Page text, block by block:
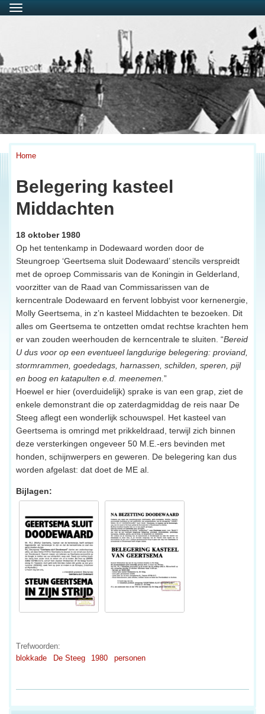
Menu
Home
Belegering kasteel
Middachten
18 oktober 1980
Op het tentenkamp in Dodewaard worden door de
Steungroep ‘Geertsema sluit Dodewaard’ stencils verspreidt
met de oproep Commissaris van de Koningin in Gelderland,
voorzitter van de Raad van Commissarissen van de
kerncentrale Dodewaard en fervent lobbyist voor kernenergie,
Molly Geertsema, in z’n kasteel Middachten te bezoeken. Dit
alles om Geertsema te ontzetten omdat rechtse krachten hem
er van zouden weerhouden de kerncentrale te sluiten. “Bereid
U dus voor op een eventueel langdurige belegering: proviand,
stormrammen, goededags, harnassen, schilden, speren, pijl
en boog en katapulten e.d. meenemen. ”
Hoewel er hier (overduidelijk) sprake is van een grap, ziet de
enkele demonstrant die op zaterdagmiddag de reis naar De
Steeg aflegt een wonderlijk schouwspel. Het kasteel van
Geertsema is omringd met prikkeldraad, terwijl zich binnen
deze versterkingen ongeveer 50 M.E.-ers bevinden met
honden, schijnwerpers en geweren. De belegering kan dus
worden afgelast: dat doet de ME al.
Bijlagen:
Trefwoorden:
blokkade
De Steeg 1980 personen